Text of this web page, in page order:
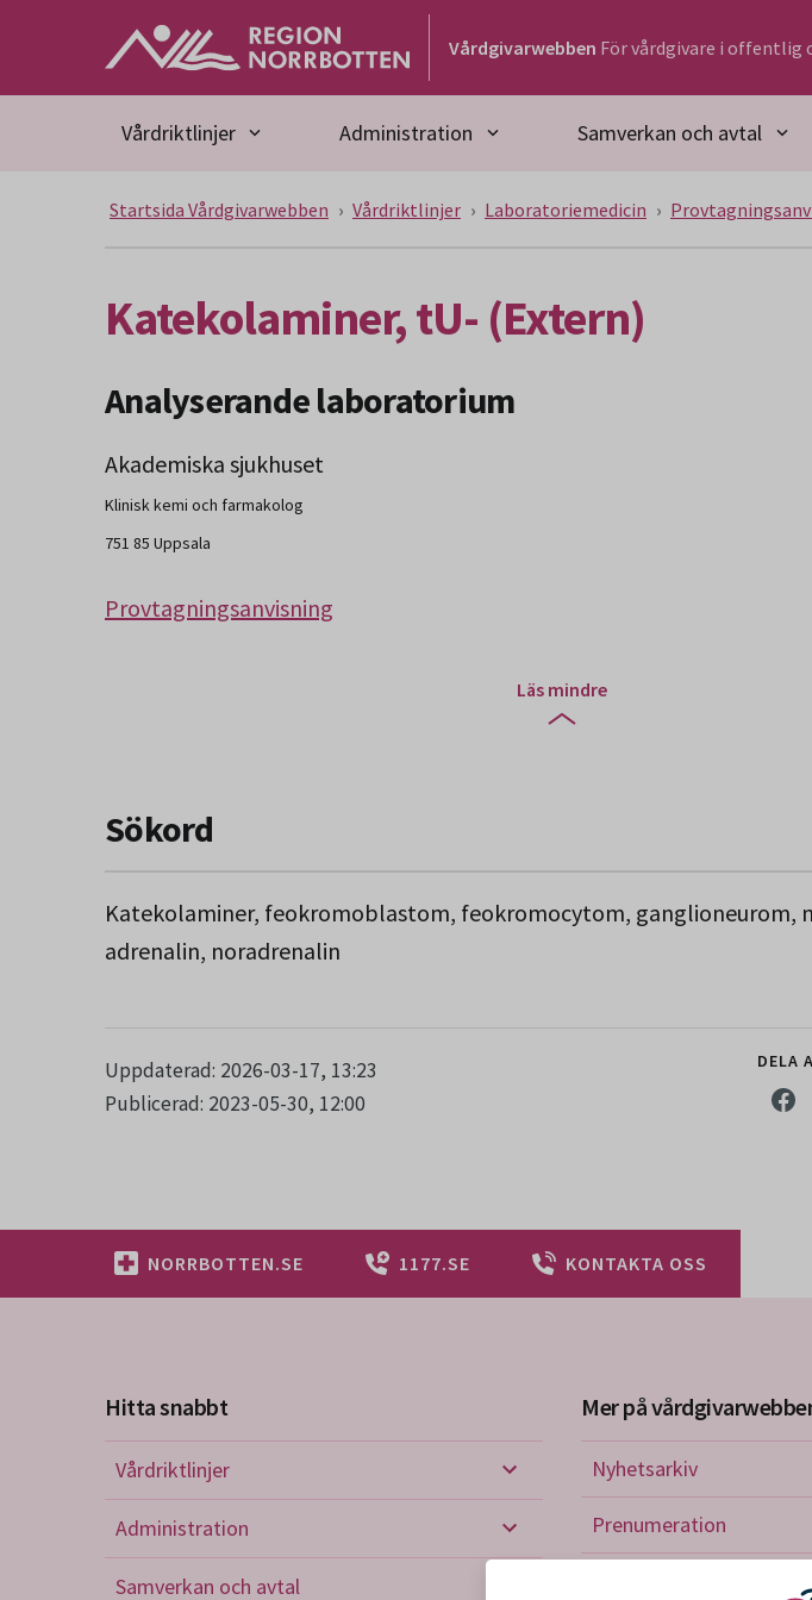
Gå till huvudmeny
Gå till övergripande innehåll
Vårdgivarwebben För vårdgivare i offentlig
Vårdriktlinjer Administration Samverkan och avtal
Startsida Vårdgivarwebben Vårdriktlinjer Laboratoriemedicin
Katekolaminer, tU- (Extern)
Analyserande laboratorium
Akademiska sjukhuset
Klinisk kemi och farmakolog
751 85 Uppsala
Provtagningsanvisning
Läs mindre
Sökord
Katekolaminer, feokromoblastom, feokromocytom, ganglioneurom,
adrenalin, noradrenalin
Uppdaterad: 2026-03-17, 13:23
Publicerad: 2023-05-30, 12:00
DELA
NORRBOTTEN.SE 1177.SE KONTAKTA OSS
Hitta snabbt
Vårdriktlinjer
Vårdriktlinjer
Administration
Samverkan och avtal
Mer på
Nyhetsarkiv
Prenumeration